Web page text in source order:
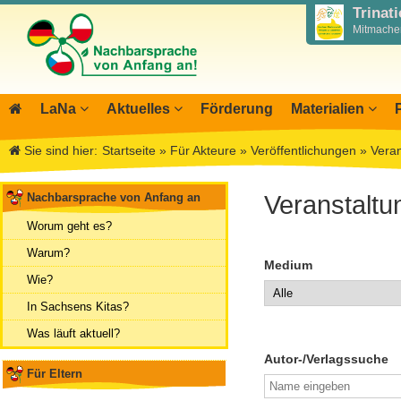
LaNa
Über LaNa
DPJW Zentralstelle
Team
Kontakt
Aktuelles
Blog LaNa
Termine, Veranstaltungen
Feste, Feiertage, Schulferien
Ausschreibungen
Förderung Materialien
Wegweiser NiKiS
Serie Biedronka,
Wanderausstellung
Aktionstage 2025
Aktionstage 2024
Tag der Nachbarsprachen 2023
Sie sind hier: Startseite » Für Akteure » Veröffentlichungen »
Nachbarsprache von Anfang an
Worum geht es?
Warum?
Wie?
In Sachsens Kitas?
Was läuft aktuell?
Für Eltern
Medium
Autor-/Verlagssuche